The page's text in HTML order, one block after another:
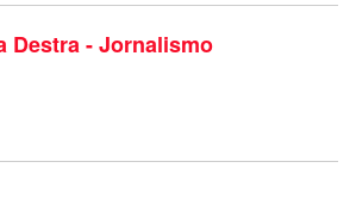
Destra - Jornalismo